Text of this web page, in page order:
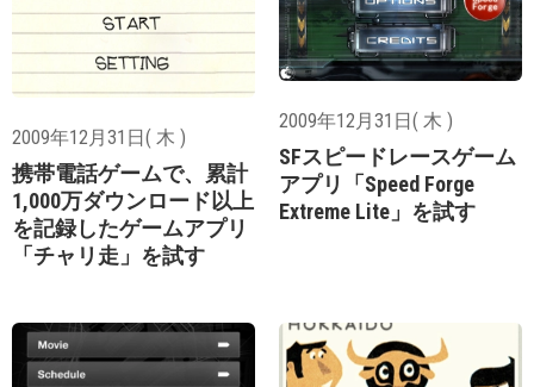
2009年12月31日( 木 )
携帯電話ゲームで、累計
1,000万ダウンロード以上
を記録したゲームアプリ
「チャリ走」を試す
2009年12月31日( 木 )
SFスピードレースゲーム
アプリ「Speed Forge
Extreme Lite」を試す